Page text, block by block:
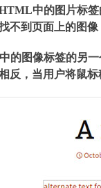
中的图片标
不到页面上的图像
的图像标签的另
反，当用户将鼠